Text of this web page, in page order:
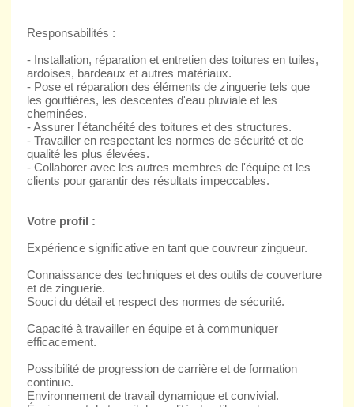
Responsabilités :
- Installation, réparation et entretien des toitures en tuiles,
ardoises, bardeaux et autres matériaux.
- Pose et réparation des éléments de zinguerie tels que
les gouttières, les descentes d'eau pluviale et les
cheminées.
- Assurer l'étanchéité des toitures et des structures.
- Travailler en respectant les normes de sécurité et de
qualité les plus élevées.
- Collaborer avec les autres membres de l'équipe et les
clients pour garantir des résultats impeccables.
Votre profil :
Expérience significative en tant que couvreur zingueur.
Connaissance des techniques et des outils de couverture
et de zinguerie.
Souci du détail et respect des normes de sécurité.
Capacité à travailler en équipe et à communiquer
efficacement.
Possibilité de progression de carrière et de formation
continue.
Environnement de travail dynamique et convivial.